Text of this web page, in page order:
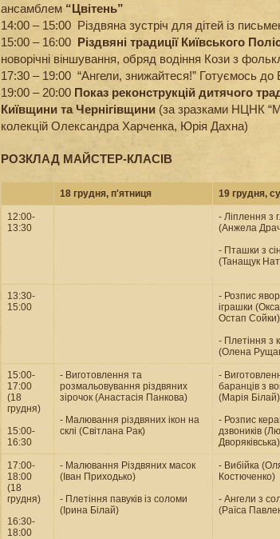
ансамблем “Цвітень”
14:00 – 15:00 Різдвяна зустріч для дітей із
15:00 – 16:00 Різдвяні традиції Київського
новорічні віншування, обряд водіння Кози з
17:30 – 19:00 “Ангели, знижайтеся!” Готуємось до
19:00 – 20:00 Показ реконструкцій дитячого
Київщини та Чернігівщини (за зразками НЦНК
колекцій Олександра Харченка, Юрія Дахна)
РОЗКЛАД МАЙСТЕР-КЛАСІВ
18 грудня, п'ятниця 19 грудня,
12:00-
13:30
- Ліплення з
(Анжела
- Пташки з
(Танащук
13:30-
15:00
- Розпис
іграшки
Остап Сойки)
- Плетіння з
(Олена
15:00-
17:00
(18
грудня)
15:00-
16:30
- Виготовлення та
розмальовування різдвяних
зірочок (Анастасія Панкова)
- Малювання різдвяних ікон на
склі (Світлана Рак)
-
баранців з
(Марія Білай)
- Розпис
дзвоників
Дворяківська)
17:00-
18:00
(18
грудня)
16:30-
18:00
- Малювання Різдвяних масок
(Іван Приходько)
- Плетіння павуків із соломи
(Ірина Білай)
- Вибійка
Костюченко)
- Ангели з
(Раїса